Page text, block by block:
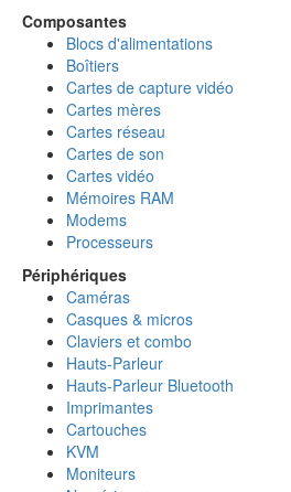
Composantes
Blocs d'alimentations
Boîtiers
Cartes de capture vidéo
Cartes mères
Cartes réseau
Cartes de son
Cartes vidéo
Mémoires RAM
Modems
Processeurs
Périphériques
Caméras
Casques & micros
Claviers et combo
Hauts-Parleur
Hauts-Parleur Bluetooth
Imprimantes
Cartouches
KVM
Moniteurs